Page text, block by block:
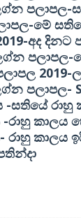
පලාපල-
-මේ
අද දිනට
පලාපල-
2019-
පලාපල-
-සතියේ රාහු
-රාහු කාලය
- රාහු කාලය